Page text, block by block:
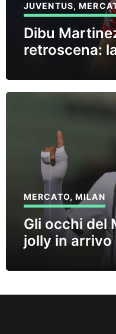
JUVENTUS,
Dibu
retroscena:
MERCATO,MILAN
Gli occhi del
jolly in arrivo